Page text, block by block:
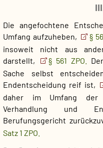
Die angefochtene
Umfang aufzuheben,
§
insoweit nicht aus
darstellt,
§ 561 ZPO.
Sache selbst
Endentscheidung reif ist,
daher im Umfang der
Verhandlung und
Berufungsgericht
Satz 1 ZPO.